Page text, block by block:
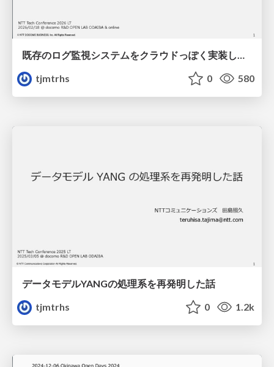
既存のログ監視システムをクラウドっぽく実装してみた
tjmtrhs
0 580
データモデルYANGの処理系を再発明した話
tjmtrhs
0 1.2k